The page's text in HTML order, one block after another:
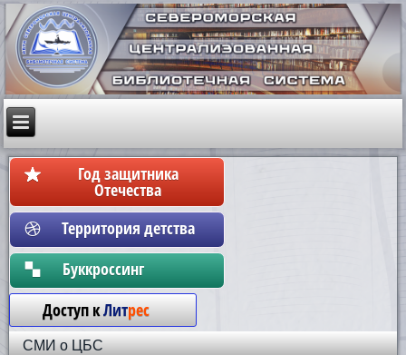
Год защитника
Отечества
Территория детства
Бyккpoccинг
Доступ кЛитрес
СМИ о ЦБС